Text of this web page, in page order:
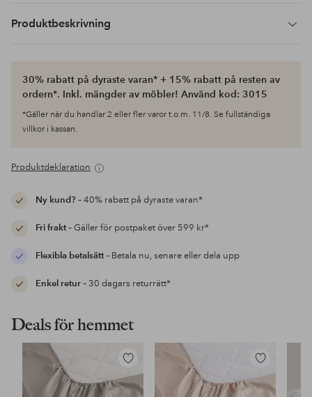
Produktbeskrivning
30% rabatt på dyraste varan* + 15% rabatt på resten av
ordern*. Inkl. mängder av möbler! Använd kod: 3015
*Gäller när du handlar 2 eller fler varor t.o.m. 11/8. Se fullständiga
villkor i kassan.
Produktdeklaration
Ny kund?– 40% rabatt på dyraste varan*
Fri frakt– Gäller för postpaket över 599 kr*
Flexibla betalsätt– Betala nu, senare eller dela upp
Enkel retur– 30 dagars returrätt*
Deals för hemmet
Lägg
till
i
Lägg
till
i